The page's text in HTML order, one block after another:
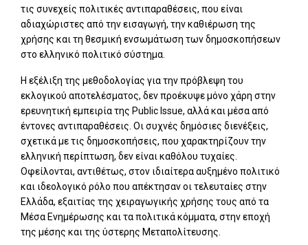
τις συνεχείς πολιτικές αντιπαραθέσεις, που είναι
αδιαχώριστες από την εισαγωγή, την καθιέρωση της
χρήσης και τη θεσμική ενσωμάτωση των δημοσκοπήσεων
στο ελληνικό πολιτικό σύστημα.
Η εξέλιξη της μεθοδολογίας για την πρόβλεψη του
εκλογικού αποτελέσματος, δεν προέκυψε μόνο χάρη στην
ερευνητική εμπειρία της Public Issue, αλλά και μέσα από
έντονες αντιπαραθέσεις. Οι συχνές δημόσιες διενέξεις,
σχετικά με τις δημοσκοπήσεις, που χαρακτηρίζουν την
ελληνική περίπτωση, δεν είναι καθόλου τυχαίες.
Οφείλονται, αντιθέτως, στον ιδιαίτερα αυξημένο πολιτικό
και ιδεολογικό ρόλο που απέκτησαν οι τελευταίες στην
Ελλάδα, εξαιτίας της χειραγωγικής χρήσης τους από τα
Μέσα Ενημέρωσης και τα πολιτικά κόμματα, στην εποχή
της μέσης και της ύστερης Μεταπολίτευσης.